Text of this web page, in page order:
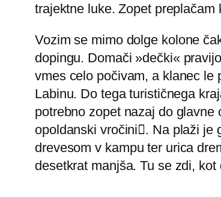
trajektne luke. Zopet
Vozim se mimo dolge kolone
dopingu. Domači »dečki«
vmes celo počivam, a klanec le
Labinu. Do tega turističnega
potrebno zopet nazaj do
opoldanski vročini . Na plaži je
drevesom v kampu ter urica
desetkrat manjša. Tu se zdi,